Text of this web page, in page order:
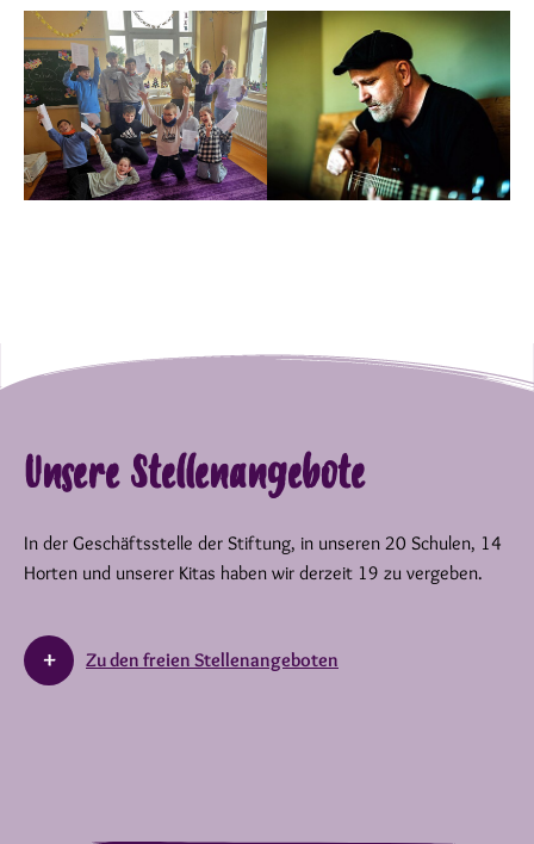
Unsere Stellenangebote
In der Geschäftsstelle der Stiftung, in unseren 20 Schulen, 14
Horten und unserer Kitas haben wir derzeit 19 zu vergeben.
Zu den freien Stellenangeboten